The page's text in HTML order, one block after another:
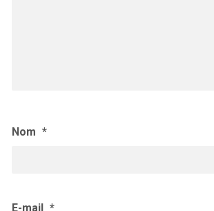
Nom *
E-mail *